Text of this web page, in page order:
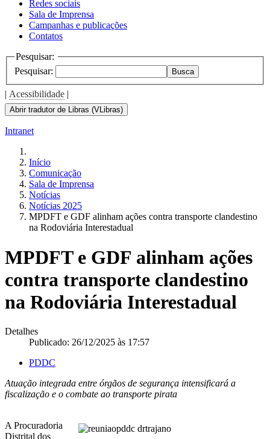
Redes sociais
Sala de Imprensa
Campanhas e publicações
Contatos
Pesquisar:
Pesquisar:
Busca
| Acessibilidade |
Abrir tradutor de Libras (VLibras)
Intranet
Início
Comunicação
Sala de Imprensa
Notícias
Notícias 2025
MPDFT e GDF alinham ações contra transporte clandestino
na Rodoviária Interestadual
MPDFT e GDF alinham ações
contra transporte clandestino
na Rodoviária Interestadual
Detalhes
Publicado: 26/12/2025 às 17:57
PDDC
Atuação integrada entre órgãos de segurança intensificará a
fiscalização e o combate ao transporte pirata
A Procuradoria
Distrital dos